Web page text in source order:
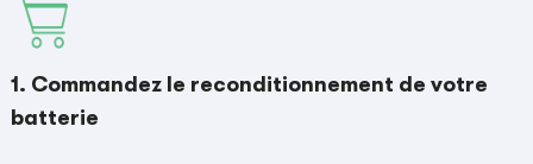
1. Commandez le reconditionnement de votre
batterie